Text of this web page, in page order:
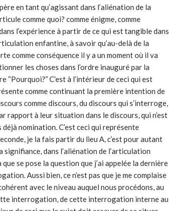
en tant qu’agissant dans l’aliénation de la
comme quoi? comme énigme, comme
l’expérience à partir de ce qui est tangible dans
enfantine, à savoir qu’au-delà de la
comme conséquence il y a un moment où il va
les choses dans l’ordre inauguré par la
“Pourquoi?” C’est à l’intérieur de ceci qui est
comme continuant la première intention de
comme discours, du discours qui s’interroge,
rapport à leur situation dans le discours, qui n’est
nomination. C’est ceci qui représente
je la fais partir du lieu A, c’est pour autant
dans l’aliénation de l’articulation
se pose la question que j’ai appelée la dernière
Aussi bien, ce n’est pas que je me complaise
avec le niveau auquel nous procédons, au
interrogation, de cette interrogation interne au